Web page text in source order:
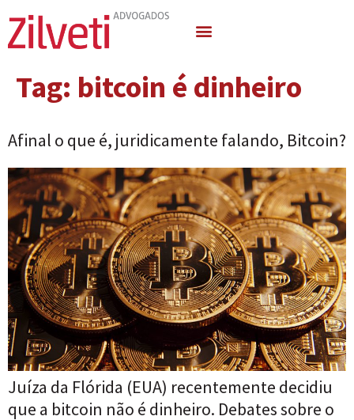
Tag: bitcoin é dinheiro
Afinal o que é, juridicamente falando, Bitcoin?
Juíza da Flórida (EUA) recentemente decidiu
que a bitcoin não é dinheiro. Debates sobre o